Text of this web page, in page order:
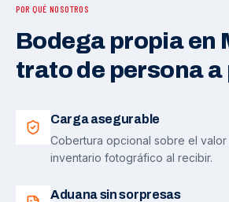
POR QUÉ NOSOTROS
Bodega propia en
trato de persona a
Carga asegurable
Cobertura opcional sobre el
inventario fotográfico al recibir.
Aduana sin sorpresas